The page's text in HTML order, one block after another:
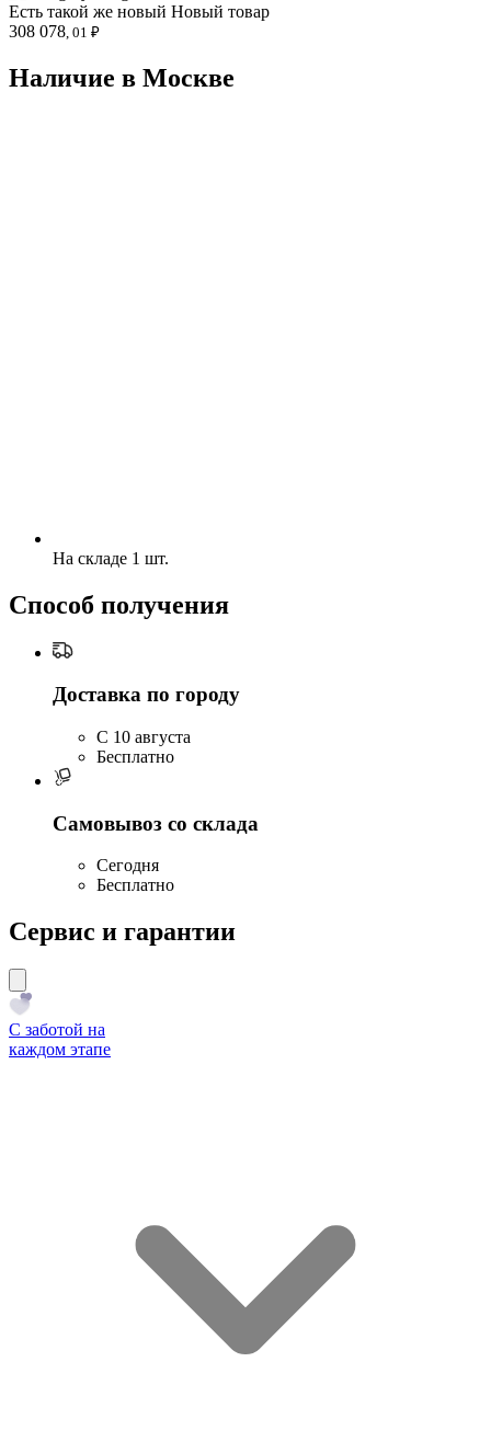
Есть такой же новый Новый товар
308 078 , 01 ₽
Наличие в Москвe
На складе 1 шт.
Способ получения
Доставка по городу
C 10 августа
Бесплатно
Самовывоз со склада
Сегодня
Бесплатно
Сервис и гарантии
С заботой на
каждом этапе